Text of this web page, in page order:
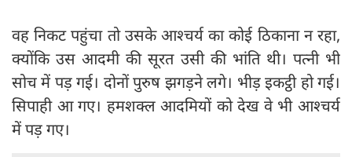
वह निकट पहुंचा तो उसके आश्‍चर्य का कोई ठिकाना न रहा,
क्योंकि उस आदमी की सूरत उसी की भांति थी। पत्‍नी भी
सोच में पड़ गई। दोनों पुरुष झगड़ने लगे। भीड़ इकट्ठी हो गई।
सिपाही आ गए। हमशक्ल आदमियों को देख वे भी आश्‍चर्य
में पड़ गए।